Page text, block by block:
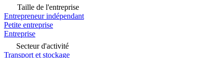
Taille de l'entreprise
Entrepreneur indépendant
Petite entreprise
Entreprise
Secteur d'activité
Transport et stockage